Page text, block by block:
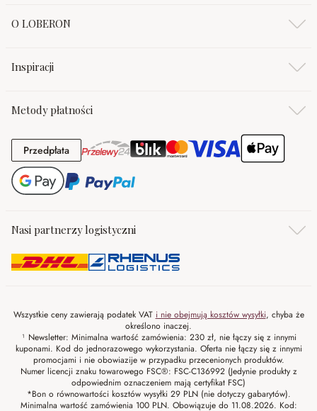
O LOBERON
Inspiracji
Metody płatności
PrzedpłataPrzedpłata
Nasi partnerzy logistyczni
Wszystkie ceny zawierają podatek VAT i nie obejmują kosztów wysyłki, chyba że
określono inaczej.
¹ Newsletter: Minimalna wartość zamówienia: 230 zł, nie łączy się z innymi
kuponami. Kod do jednorazowego wykorzystania. Oferta nie łączy się z innymi
promocjami i nie obowiazije w przypadku przecenionych produktów.
Numer licencji znaku towarowego FSC®: FSC-C136992 (Jedynie produkty z
odpowiednim oznaczeniem mają certyfikat FSC)
*Bon o równowartości kosztów wysyłki 29 PLN (nie dotyczy gabarytów).
Minimalna wartość zamówienia 100 PLN. Obowiązuje do 11.08.2026. Kod: